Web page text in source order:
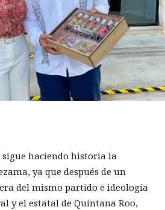
haciendo historia la
ya que después de un
del mismo partido e ideología
y el estatal de Quintana Roo,